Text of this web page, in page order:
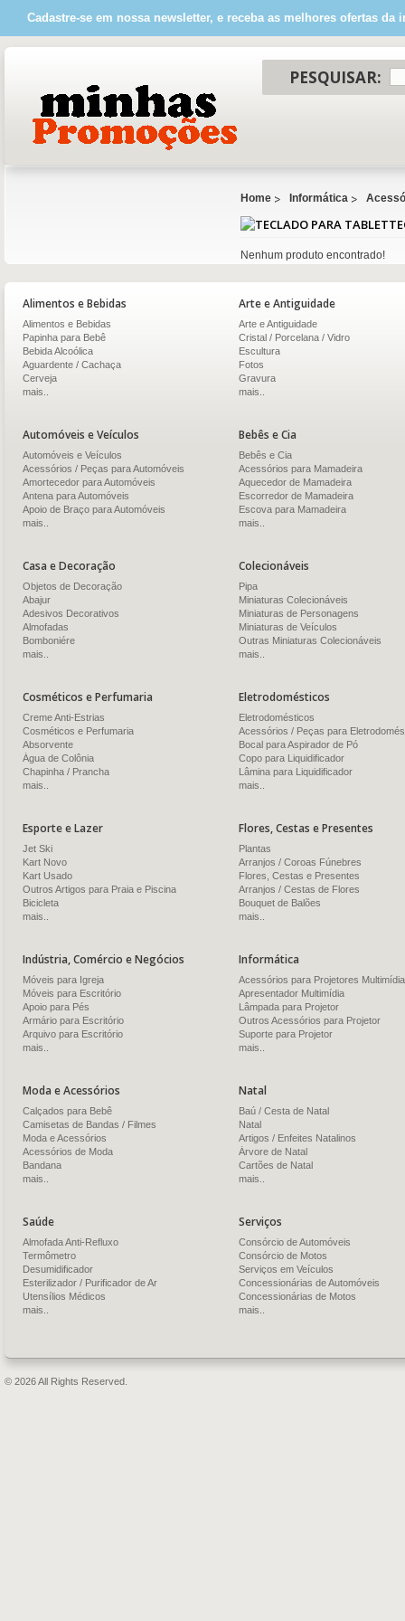
Cadastre-se em nossa newsletter, e receba as melhores ofertas da
PESQUISAR:
Home Informática
Nenhum produto encontrado!
Alimentos e Bebidas
Alimentos e Bebidas
Papinha para Bebê
Bebida Alcoólica
Aguardente / Cachaça
Cerveja
mais..
Arte e Antiguidade
Arte e Antiguidade
Cristal / Porcelana / Vidro
Escultura
Fotos
Gravura
mais..
Automóveis e Veículos
Automóveis e Veículos
Acessórios / Peças para Automóveis
Amortecedor para Automóveis
Antena para Automóveis
Apoio de Braço para Automóveis
mais..
Bebês e Cia
Bebês e Cia
Acessórios para Mamadeira
Aquecedor de Mamadeira
Escorredor de Mamadeira
Escova para Mamadeira
mais..
Casa e Decoração
Objetos de Decoração
Abajur
Adesivos Decorativos
Almofadas
Bomboniére
mais..
Colecionáveis
Pipa
Miniaturas Colecionáveis
Miniaturas de Personagens
Miniaturas de Veículos
Outras Miniaturas Colecionáveis
mais..
Cosméticos e Perfumaria
Creme Anti-Estrias
Cosméticos e Perfumaria
Absorvente
Água de Colônia
Chapinha / Prancha
mais..
Eletrodomésticos
Eletrodomésticos
Acessórios / Peças para
Bocal para Aspirador de Pó
Copo para Liquidificador
Lâmina para Liquidificador
mais..
Esporte e Lazer
Jet Ski
Kart Novo
Kart Usado
Outros Artigos para Praia e Piscina
Bicicleta
mais..
Flores, Cestas e Presentes
Plantas
Arranjos / Coroas Fúnebres
Flores, Cestas e Presentes
Arranjos / Cestas de Flores
Bouquet de Balões
mais..
Indústria, Comércio e Negócios
Móveis para Igreja
Móveis para Escritório
Apoio para Pés
Armário para Escritório
Arquivo para Escritório
mais..
Informática
Acessórios para Projetores Multimídia
Apresentador Multimídia
Lâmpada para Projetor
Outros Acessórios para Projetor
Suporte para Projetor
mais..
Moda e Acessórios
Calçados para Bebê
Camisetas de Bandas / Filmes
Moda e Acessórios
Acessórios de Moda
Bandana
mais..
Natal
Baú / Cesta de Natal
Natal
Artigos / Enfeites Natalinos
Árvore de Natal
Cartões de Natal
mais..
Saúde
Almofada Anti-Refluxo
Termômetro
Desumidificador
Esterilizador / Purificador de Ar
Utensílios Médicos
mais..
Serviços
Consórcio de Automóveis
Consórcio de Motos
Serviços em Veículos
Concessionárias de Automóveis
Concessionárias de Motos
mais..
© 2026 All Rights Reserved.